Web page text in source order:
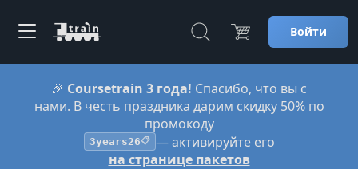
Войти
🎉 Coursetrain 3 года! Спасибо, что вы с
нами. В честь праздника дарим скидку 50% по
промокоду
3years26📋 — активируйте его
на странице пакетов